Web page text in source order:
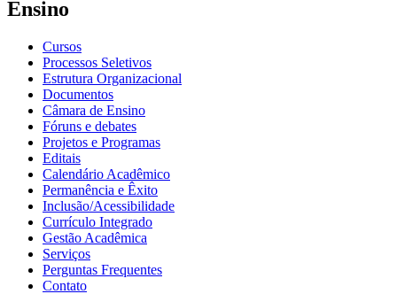
Ensino
Cursos
Processos Seletivos
Estrutura Organizacional
Documentos
Câmara de Ensino
Fóruns e debates
Projetos e Programas
Editais
Calendário Acadêmico
Permanência e Êxito
Inclusão/Acessibilidade
Currículo Integrado
Gestão Acadêmica
Serviços
Perguntas Frequentes
Contato